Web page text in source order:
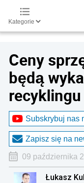
Kategorie
Ceny
będą
recyklingu
Subskrybuj nas
Zapisz się na
09 października
Łukasz